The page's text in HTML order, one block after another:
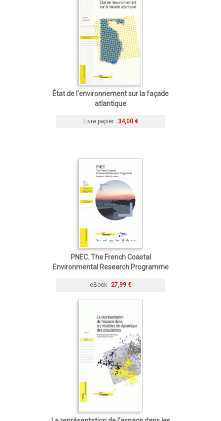
État de l'environnement sur la façade
atlantique
Livre papier 34,00 €
PNEC. The French Coastal
Environmental Research Programme
eBook 27,99 €